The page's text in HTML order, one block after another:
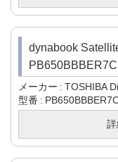
dynabook
メーカー TOSHIBA
型番